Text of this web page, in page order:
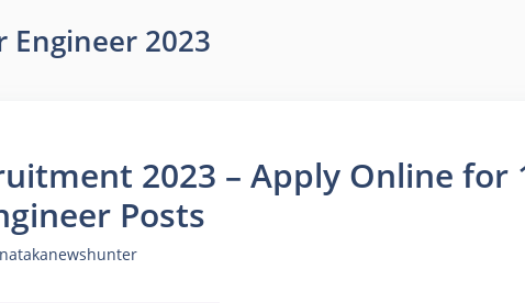
Engineer 2023
2023 – Apply Online for
Posts